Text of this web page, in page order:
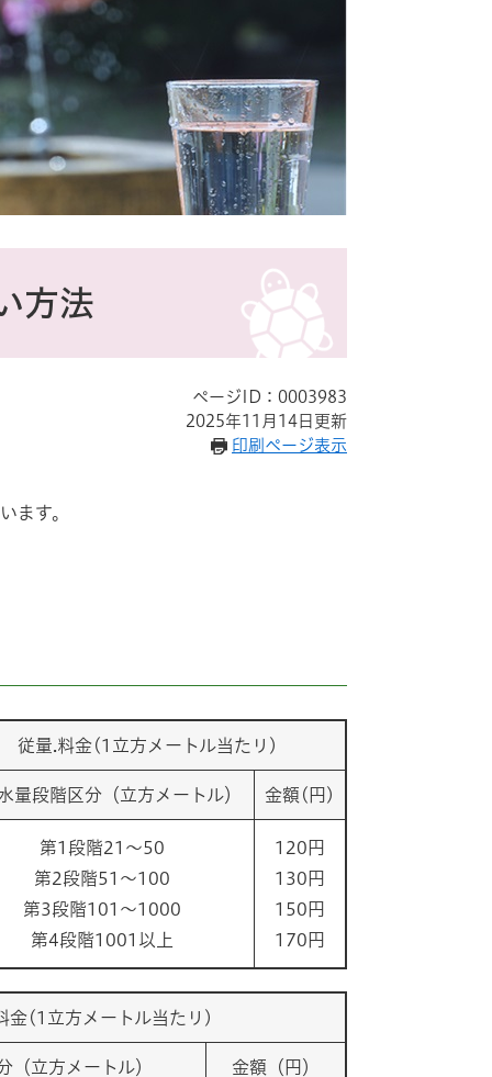
方法
ページID：0003983
2025年11月14日更新
印刷ページ表示
ます。
従量.料金(1立方メートル当たリ)
量段階区分（立方メートル） 金額(円)
第1段階21～50
第2段階51～100
第3段階101～1000
第4段階1001以上
120円
130円
150円
170円
金(1立方メートル当たリ)
（立方メートル） 金額（円）